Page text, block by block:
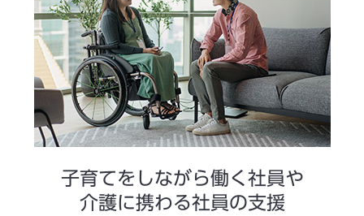
子育てをしながら働く社員や
介護に携わる社員の支援